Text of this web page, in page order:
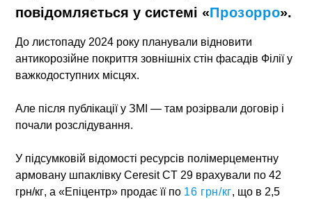
повідомляється у системі «Прозорро».
До листопаду 2024 року планували відновити
антикорозійне покриття зовнішніх стін фасадів Філії у
важкодоступних місцях.
Але після публікації у ЗМІ — там розірвали договір і
почали розслідування.
У підсумковій відомості ресурсів полімерцементну
армовану шпаклівку Ceresit CT 29 врахували по42
грн/кг, а «Епіцентр» продає її по 16 грн/кг, що в 2,5